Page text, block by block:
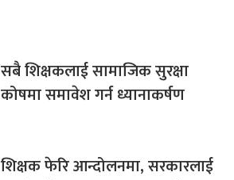
सबै शिक्षकलाई सामाजिक सुरक्षा
कोषमा समावेश गर्न ध्यानाकर्षण
शिक्षक फेरि आन्दोलनमा, सरकारलाई